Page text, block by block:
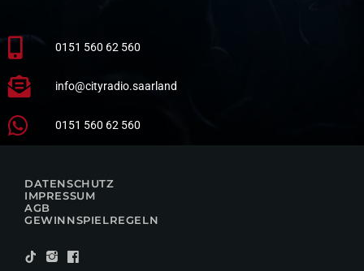
0151 560 62 560
info@cityradio.saarland
0151 560 62 560
DATENSCHUTZ
IMPRESSUM
AGB
GEWINNSPIELREGELN